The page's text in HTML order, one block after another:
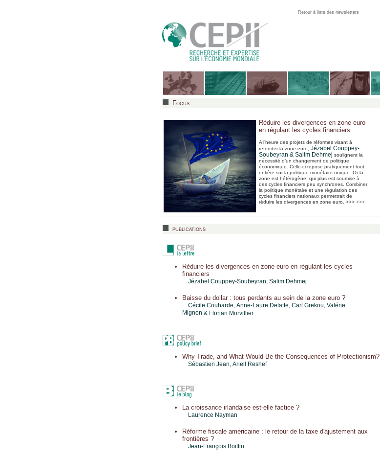
Retour à liste des newsletters
Focus
Réduire les divergences en zone euro
en régulant les cycles financiers
A l’heure des projets de réformes visant à
refonder la zone euro, Jézabel Couppey-
Soubeyran & Salim Dehmej soulignent la
nécessité d’un changement de politique
économique. Celle-ci repose pratiquement tout
entière sur la politique monétaire unique. Or la
zone est hétérogène, qui plus est soumise à
des cycles financiers peu synchrones. Combiner
la politique monétaire et une régulation des
cycles financiers nationaux permettrait de
réduire les divergences en zone euro. >>> >>>
publications
Réduire les divergences en zone euro en régulant les cycles
financiers
Jézabel Couppey-Soubeyran, Salim Dehmej
Baisse du dollar : tous perdants au sein de la zone euro ?
Cécile Couharde, Anne-Laure Delatte, Carl Grekou, Valérie
Mignon & Florian Morvillier
Why Trade, and What Would Be the Consequences of Protectionism?
Sébastien Jean, Ariell Reshef
La croissance irlandaise est-elle factice ?
Laurence Nayman
Réforme fiscale américaine : le retour de la taxe d'ajustement aux
frontières ?
Jean-François Boittin